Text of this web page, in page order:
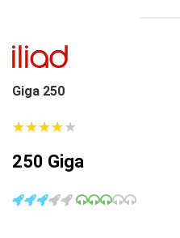
Giga 250
★★★★★
★★★★★
250 Giga